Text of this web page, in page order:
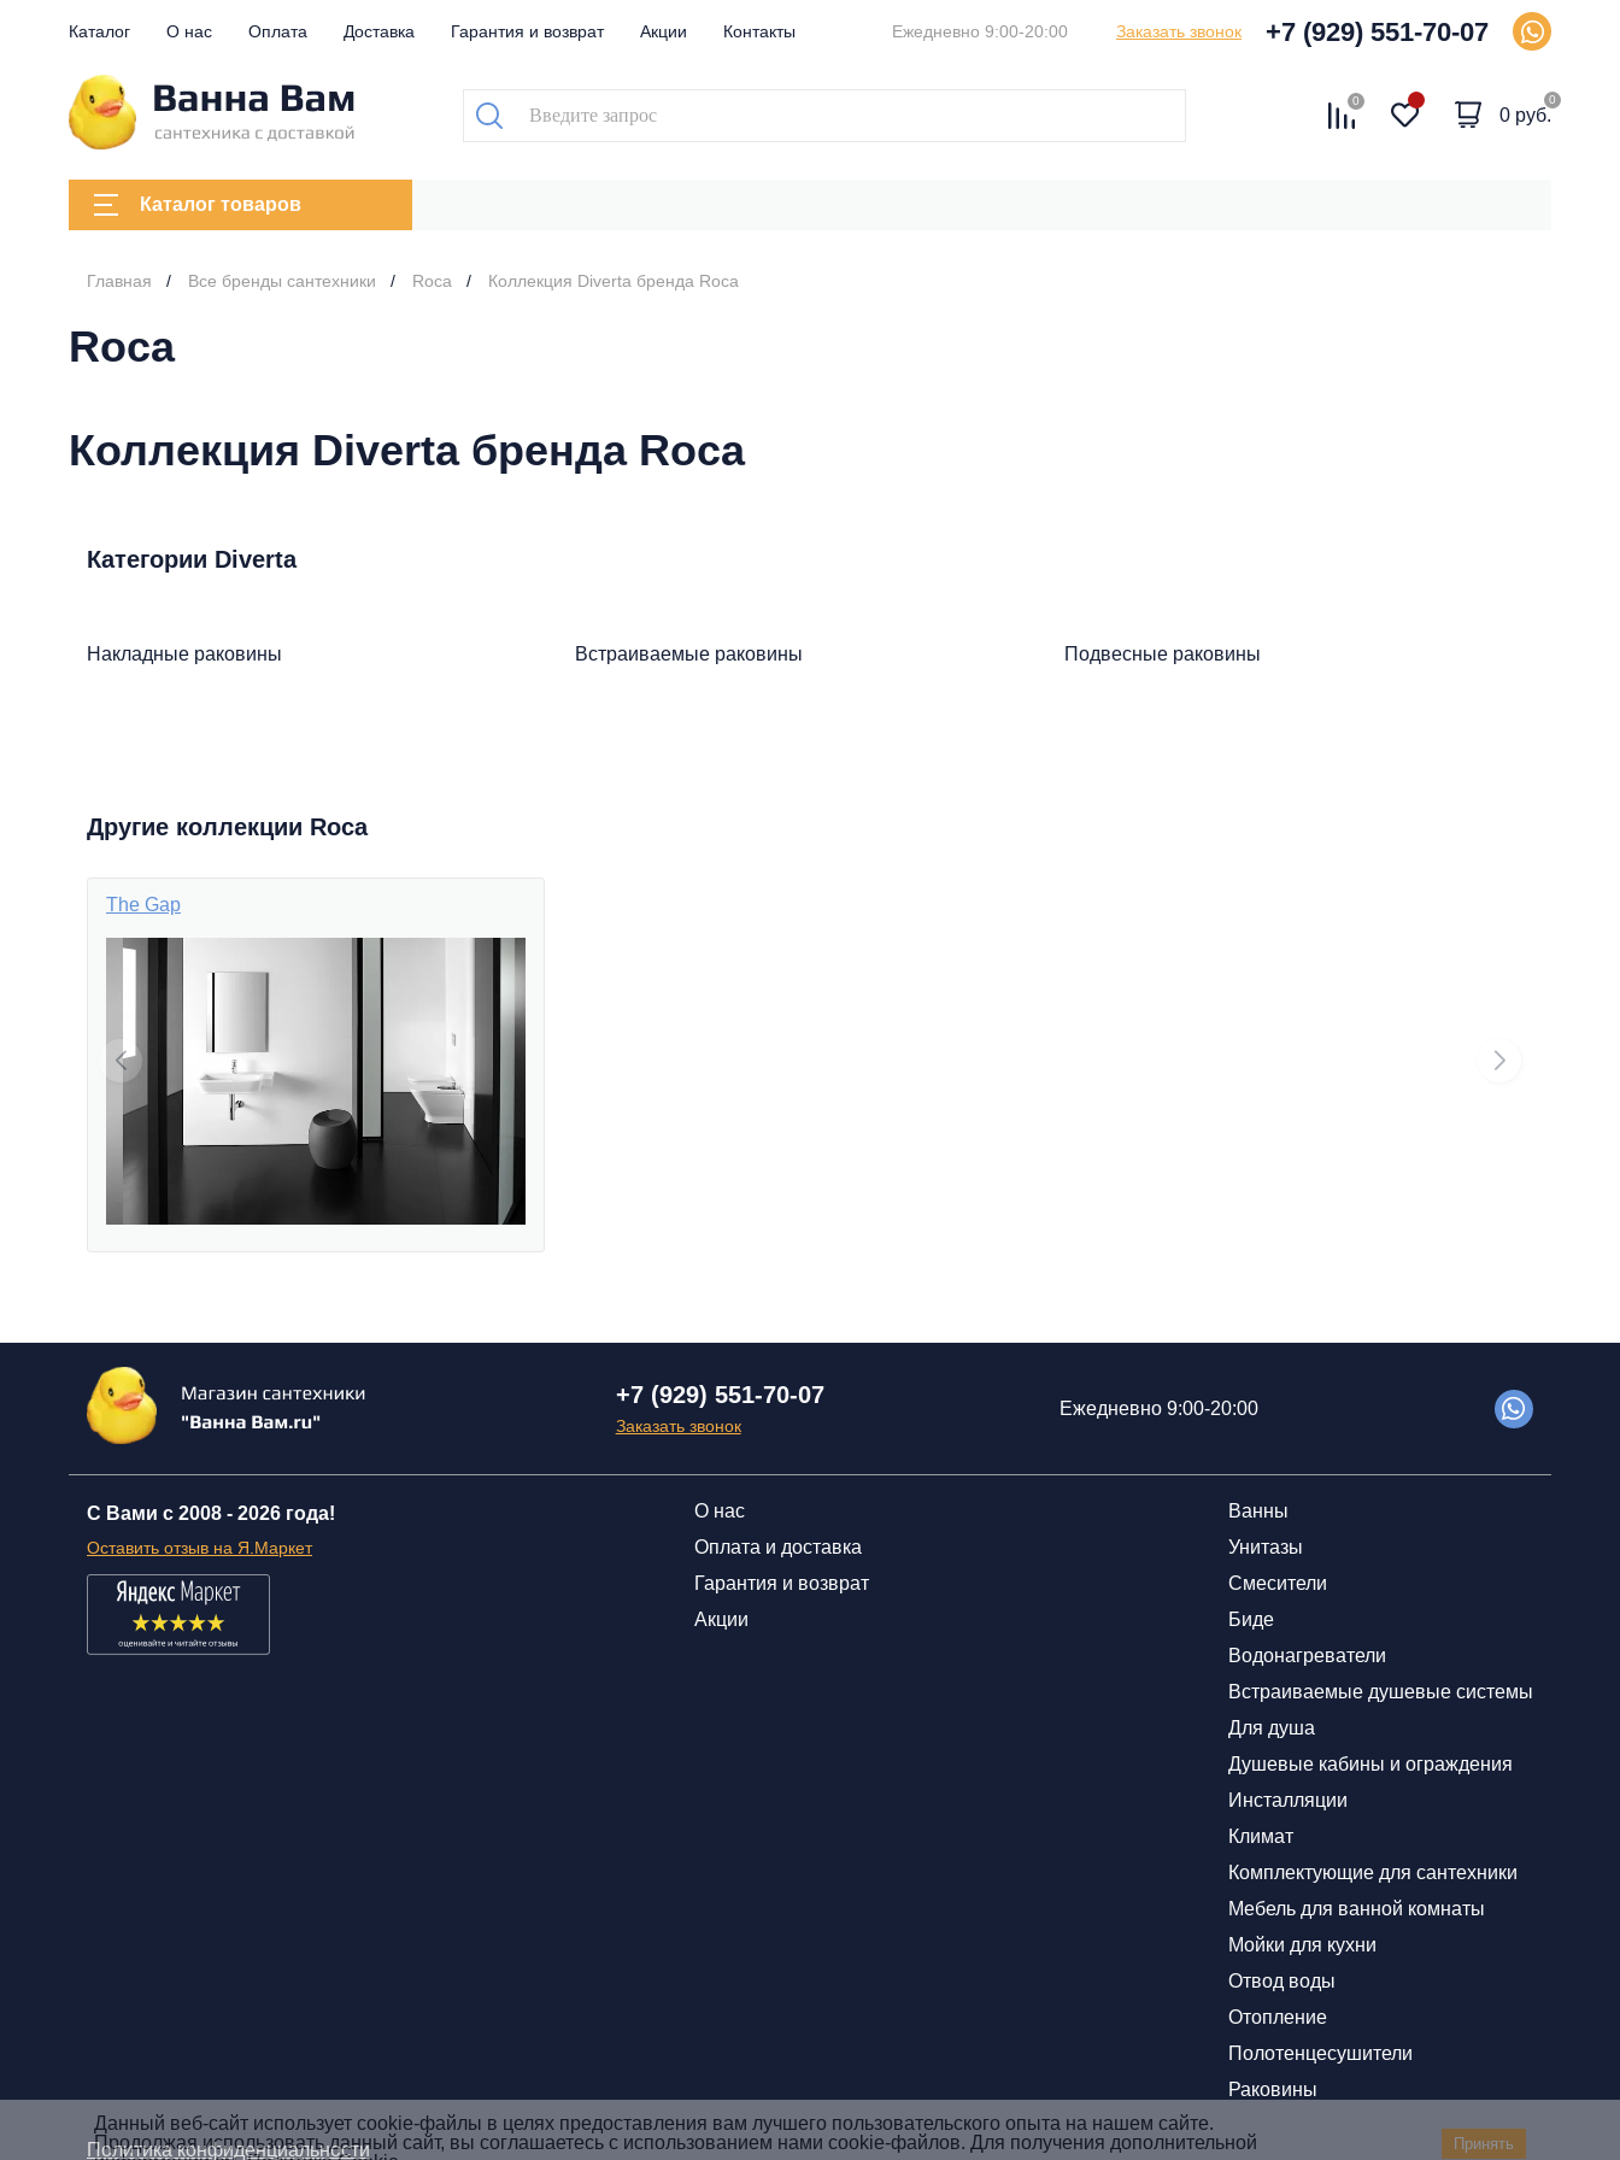
Каталог О нас Оплата Доставка Гарантия и возврат Акции Контакты Ежедневно 9:00-20:00 Заказать звонок +7 (929) 551-70-07
0 0
0 руб.
Каталог товаров
Главная Все бренды сантехники Roca Коллекция Diverta бренда Roca
Roca
Коллекция Diverta бренда Roca
Категории Diverta
Накладные раковины Встраиваемые раковины Подвесные раковины
Другие коллекции Roca
The Gap
+7 (929) 551-70-07
Заказать звонок
Ежедневно 9:00-20:00
С Вами с 2008 - 2026 года!
Оставить отзыв на Я.Маркет
О нас
Оплата и доставка
Гарантия и возврат
Акции
Ванны
Унитазы
Смесители
Биде
Водонагреватели
Встраиваемые душевые системы
Для душа
Душевые кабины и ограждения
Инсталляции
Климат
Комплектующие для сантехники
Мебель для ванной комнаты
Мойки для кухни
Отвод воды
Отопление
Полотенцесушители
Раковины
Политика конфиденциальности
Данный веб-сайт использует cookie-файлы в целях предоставления вам лучшего пользовательского опыта на нашем сайте.
Продолжая использовать данный сайт, вы соглашаетесь с использованием нами cookie-файлов. Для получения дополнительной
Принять